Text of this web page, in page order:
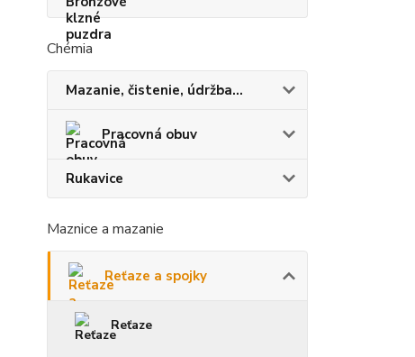
Chémia
Mazanie, čistenie, údržba...
Pracovná obuv
Rukavice
Maznice a mazanie
Reťaze a spojky
Reťaze